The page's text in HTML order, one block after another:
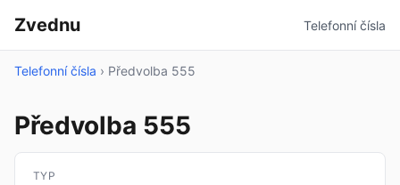
Zvednu Telefonní čísla
Telefonní čísla › Předvolba 555
Předvolba 555
TYP